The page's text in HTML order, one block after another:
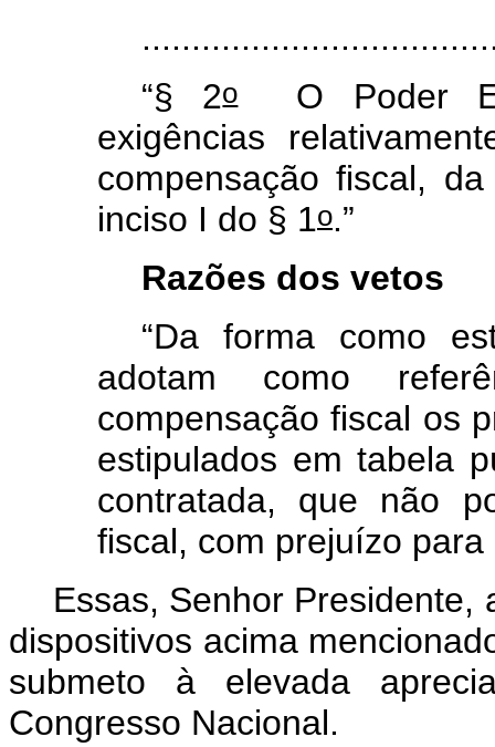
“§ 2oO Poder
exigências
compensação fiscal,
inciso I do § 1o.”
Razões dos vetos
“Da forma como
adotam como
compensação fiscal os
estipulados em tabela
contratada, que não
fiscal, com prejuízo
Essas, Senhor Presidente,
dispositivos acima
submeto à elevada
Congresso Nacional.